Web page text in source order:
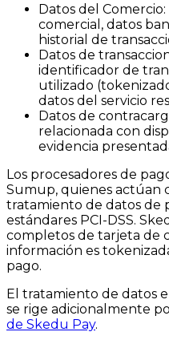
Datos del
comercial, datos
historial de
Datos de
identificador de
utilizado
datos del servicio
Datos de
relacionada con
evidencia
Los procesadores de
Sumup, quienes actúan
tratamiento de datos de
estándares PCI-DSS.
completos de tarjeta de
información es
pago.
El tratamiento de datos
se rige adicionalmente
de Skedu Pay.